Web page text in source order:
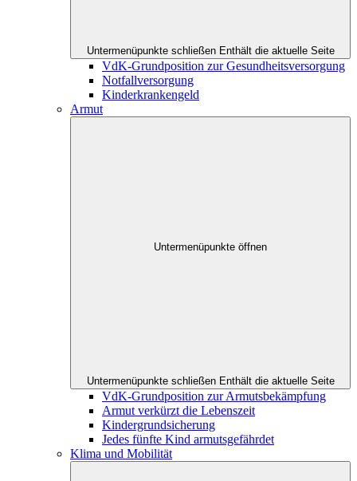
Untermenüpunkte schließen Enthält die aktuelle Seite
VdK-Grundposition zur Gesundheitsversorgung
Notfallversorgung
Kinderkrankengeld
Armut
Untermenüpunkte öffnen
Untermenüpunkte schließen Enthält die aktuelle Seite
VdK-Grundposition zur Armutsbekämpfung
Armut verkürzt die Lebenszeit
Kindergrundsicherung
Jedes fünfte Kind armutsgefährdet
Klima und Mobilität